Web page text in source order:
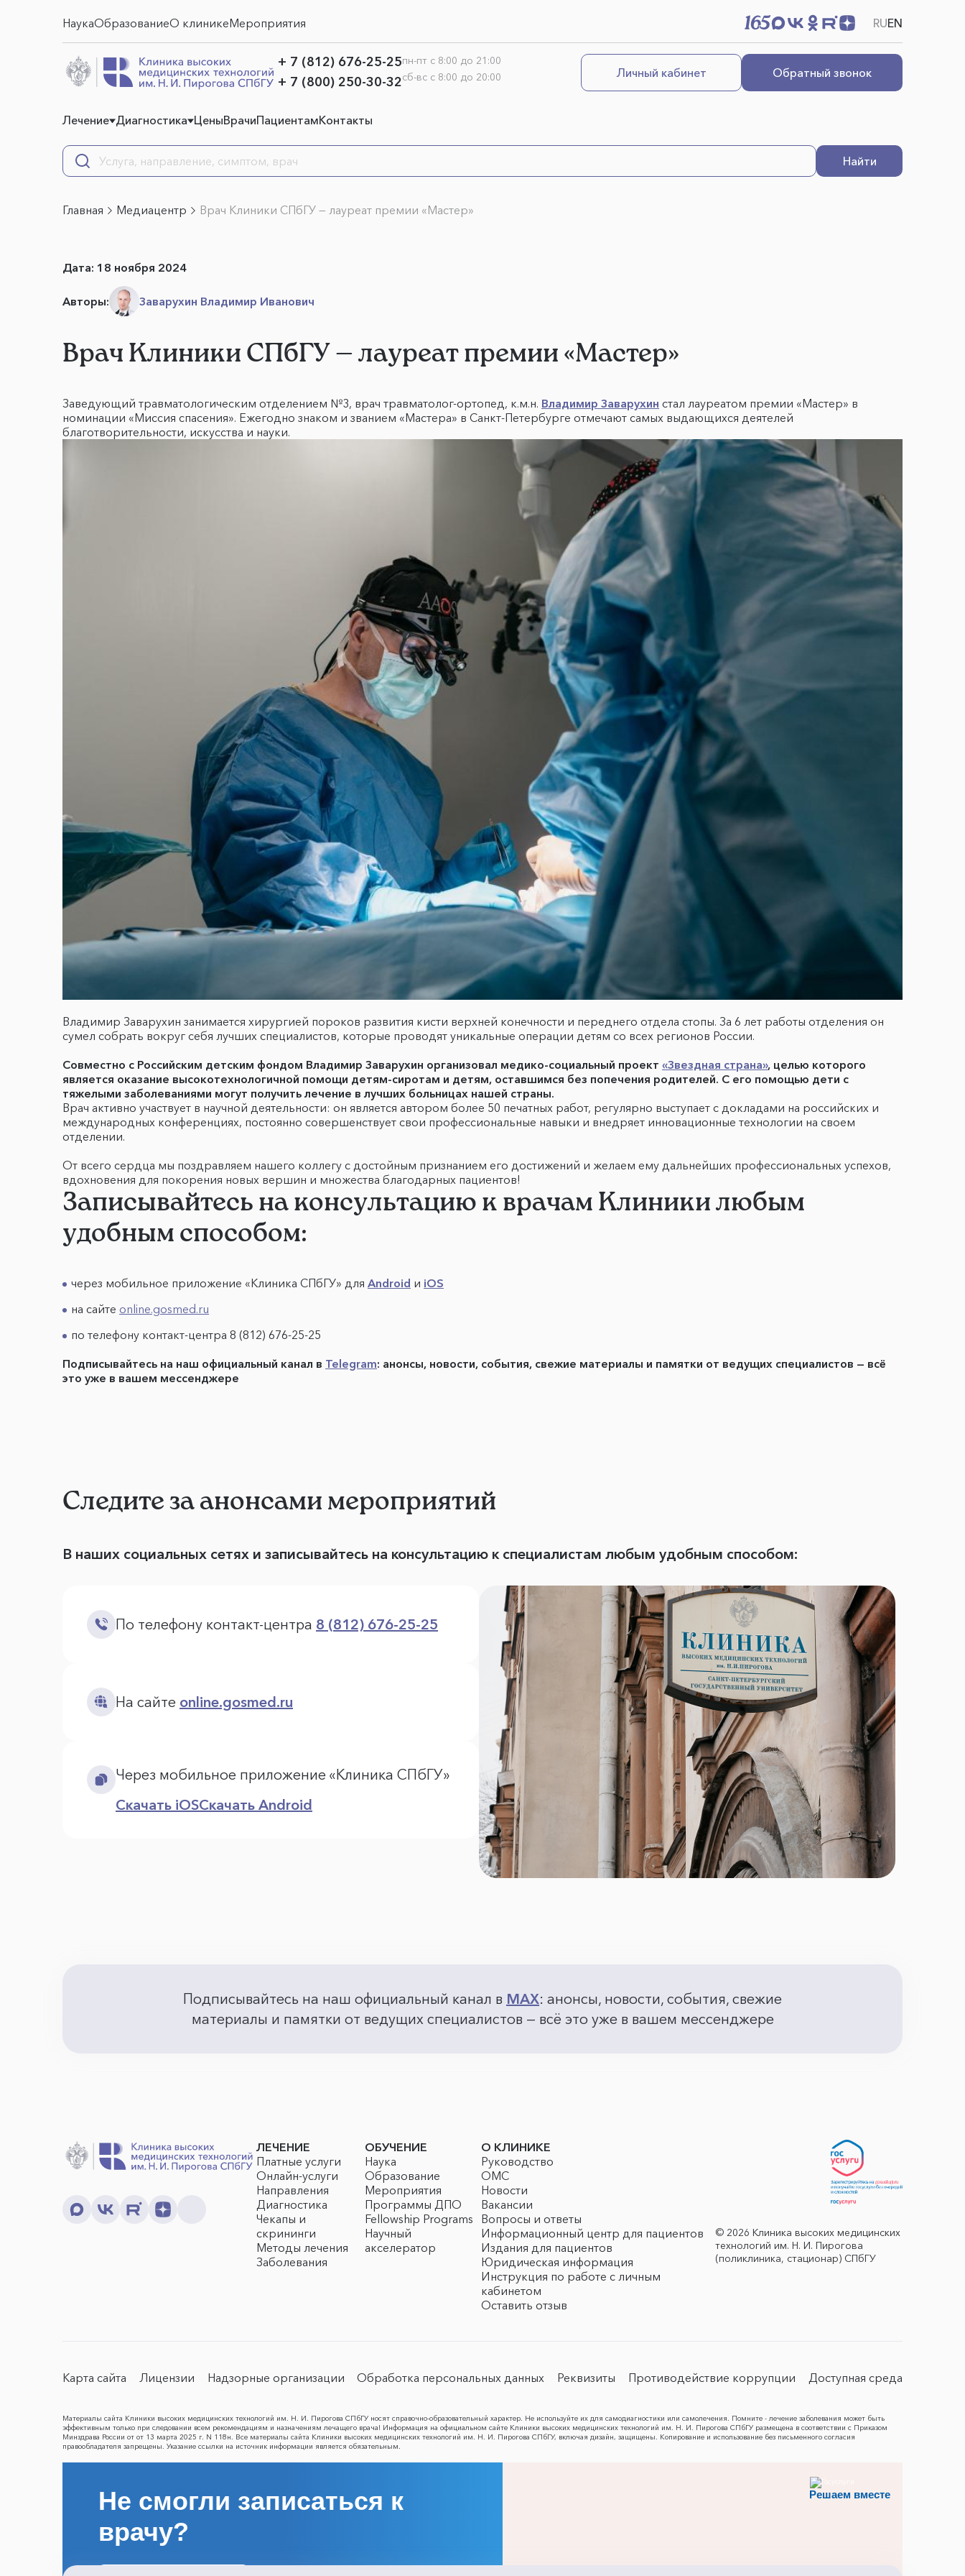
НаукаОбразованиеО клиникеМероприятия RUEN
+ 7 (812) 676-25-25
+ 7 (800) 250-30-32
пн-пт с 8:00 до 21:00
сб-вс с 8:00 до 20:00
Обратный звонок
Личный кабинет
Лечение Диагностика ЦеныВрачиПациентамКонтакты
Найти
Главная Медиацентр Врач Клиники СПбГУ — лауреат премии «Мастер»
Дата: 18 ноября 2024
Авторы: Заварухин Владимир Иванович
Врач Клиники СПбГУ — лауреат премии «Мастер»
Заведующий травматологическим отделением №3, врач травматолог-ортопед, к.м.н. Владимир Заварухин стал лауреатом премии «Мастер» в
номинации «Миссия спасения». Ежегодно знаком и званием «Мастера» в Санкт-Петербурге отмечают самых выдающихся деятелей
благотворительности, искусства и науки.
Владимир Заварухин занимается хирургией пороков развития кисти верхней конечности и переднего отдела стопы. За 6 лет работы отделения он
сумел собрать вокруг себя лучших специалистов, которые проводят уникальные операции детям со всех регионов России.
Совместно с Российским детским фондом Владимир Заварухин организовал медико-социальный проект «Звездная страна», целью которого
является оказание высокотехнологичной помощи детям-сиротам и детям, оставшимся без попечения родителей. С его помощью дети с
тяжелыми заболеваниями могут получить лечение в лучших больницах нашей страны.
Врач активно участвует в научной деятельности: он является автором более 50 печатных работ, регулярно выступает с докладами на российских и
международных конференциях, постоянно совершенствует свои профессиональные навыки и внедряет инновационные технологии на своем
отделении.
От всего сердца мы поздравляем нашего коллегу с достойным признанием его достижений и желаем ему дальнейших профессиональных успехов,
вдохновения для покорения новых вершин и множества благодарных пациентов!
Записывайтесь на консультацию к врачам Клиники любым
удобным способом:
через мобильное приложение «Клиника СПбГУ» для Android и iOS
на сайте online.gosmed.ru
по телефону контакт-центра 8 (812) 676-25-25
Подписывайтесь на наш официальный канал в Telegram: анонсы, новости, события, свежие материалы и памятки от ведущих специалистов — всё
это уже в вашем мессенджере
Следите за анонсами мероприятий
В наших социальных сетях и записывайтесь на консультацию к специалистам любым удобным способом:
По телефону контакт-центра 8 (812) 676-25-25
На сайте online.gosmed.ru
Через мобильное приложение «Клиника СПбГУ»
Скачать iOSСкачать Android
Подписывайтесь на наш официальный канал в MAX: анонсы, новости, события, свежие
материалы и памятки от ведущих специалистов — всё это уже в вашем мессенджере
ЛЕЧЕНИЕ
Платные услуги
Онлайн-услуги
Направления
Диагностика
Чекапы и
скрининги
Методы лечения
Заболевания
ОБУЧЕНИЕ
Наука
Образование
Мероприятия
Программы ДПО
Fellowship Programs
Научный
акселератор
О КЛИНИКЕ
Руководство
ОМС
Новости
Вакансии
Вопросы и ответы
Информационный центр для пациентов
Издания для пациентов
Юридическая информация
Инструкция по работе с личным
кабинетом
Оставить отзыв
© 2026 Клиника высоких медицинских
технологий им. Н. И. Пирогова
(поликлиника, стационар) СПбГУ
Карта сайта Лицензии Надзорные организации Обработка персональных данных Реквизиты Противодействие коррупции Доступная среда
Материалы сайта Клиники высоких медицинских технологий им. Н. И. Пирогова СПбГУ носят справочно-образовательный характер. Не используйте их для самодиагностики или самолечения. Помните - лечение заболевания может быть
эффективным только при следовании всем рекомендациям и назначениям лечащего врача! Информация на официальном сайте Клиники высоких медицинских технологий им. Н. И. Пирогова СПбГУ размещена в соответствии с Приказом
Минздрава России от от 13 марта 2025 г. N 118н. Все материалы сайта Клиники высоких медицинских технологий им. Н. И. Пирогова СПбГУ, включая дизайн, защищены. Копирование и использование без письменного согласия
правообладателя запрещены. Указание ссылки на источник информации является обязательным.
Решаем вместе
Не смогли записаться к
врачу?